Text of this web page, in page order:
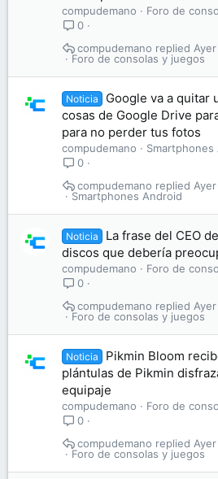
compudemano
Foro de
0
Foro de consolas y juegos
compudemano
Noticia
Google va a quitar
cosas de Google Drive
para no perder tus fotos
compudemano
Smartphones
0
Smartphones Android
compudemano
Noticia
La frase del CEO
discos que debería
compudemano
Foro de
0
Foro de consolas y juegos
compudemano
Noticia
Pikmin Bloom
plántulas de Pikmin
equipaje
compudemano
Foro de
0
Foro de consolas y juegos
compudemano